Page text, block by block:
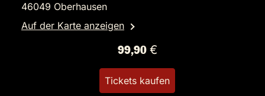
46049 Oberhausen
Auf der Karte anzeigen
99,90 €
Tickets kaufen